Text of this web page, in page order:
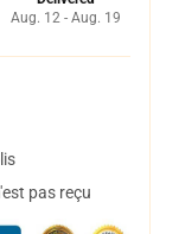
Aug. 12 - Aug. 19
pas reçu